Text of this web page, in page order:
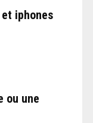
iphones
ou une